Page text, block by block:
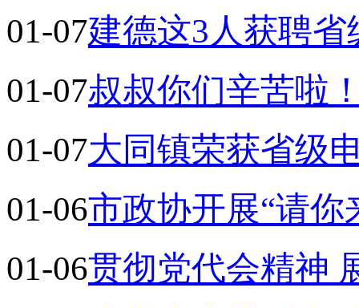
01-07建德这3人获聘
01-07叔叔你们辛苦啦
01-07大同镇荣获省级
01-06市政协开展“请你
01-06贯彻党代会精神